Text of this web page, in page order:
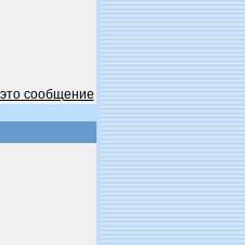
сообщение